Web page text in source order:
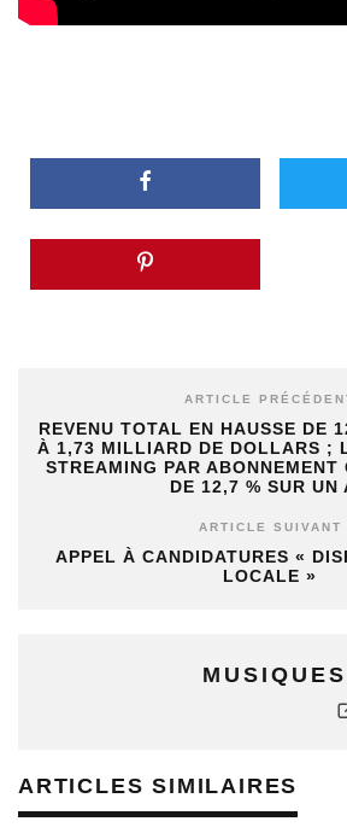
ARTICLE
REVENU TOTAL EN HAUSSE DE
À 1,73 MILLIARD DE DOLLARS ;
STREAMING PAR ABONNEMENT
DE 12,7 % SUR UN
ARTICLE SUIVANT
APPEL À CANDIDATURES «
LOCALE »
ARTICLES SIMILAIRES